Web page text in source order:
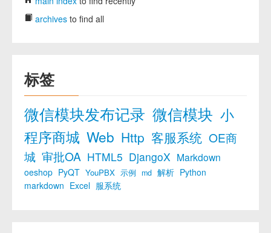
archives to find all
标签
微信模块发布记录 微信模块 小
程序商城 Web Http 客服系统 OE商
城 审批OA HTML5 DjangoX Markdown
oeshop PyQT YouPBX 示例 md 解析 Python
markdown Excel 服系统